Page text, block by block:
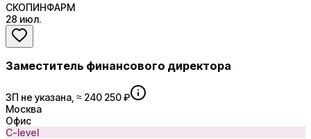
СКОПИНФАРМ
28 июл.
Заместитель финансового директора
ЗП не указана, ≈ 240 250 ₽
Москва
Офис
C-level